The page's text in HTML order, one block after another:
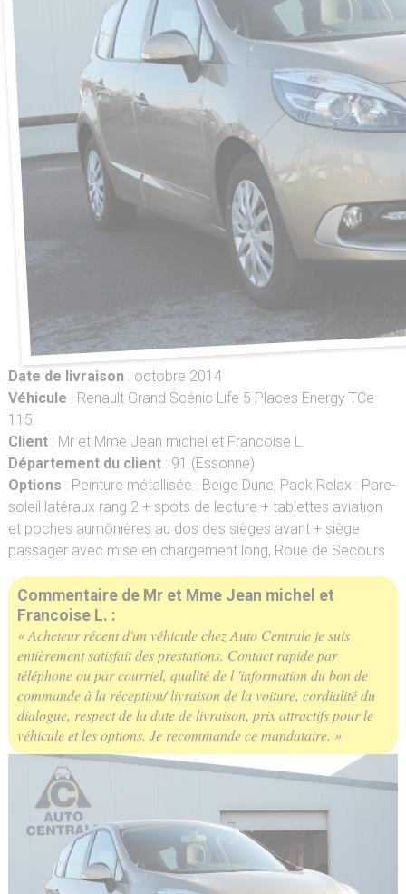
Date de livraison: octobre 2014
Véhicule : Renault Grand Scénic Life 5 Places Energy TCe
115
Client: Mr et Mme Jean michel et Francoise L.
Département du client: 91 (Essonne)
Options : Peinture métallisée : Beige Dune, Pack Relax : Pare-
soleil latéraux rang 2 + spots de lecture + tablettes aviation
et poches aumônières au dos des sièges avant + siège
passager avec mise en chargement long, Roue de Secours
Commentaire de Mr et Mme Jean michel et
Francoise L. :
« Acheteur récent d'un véhicule chez Auto Centrale je suis
entièrement satisfait des prestations. Contact rapide par
téléphone ou par courriel, qualité de l 'information du bon de
commande à la réception/ livraison de la voiture, cordialité du
dialogue, respect de la date de livraison, prix attractifs pour le
véhicule et les options. Je recommande ce mandataire. »